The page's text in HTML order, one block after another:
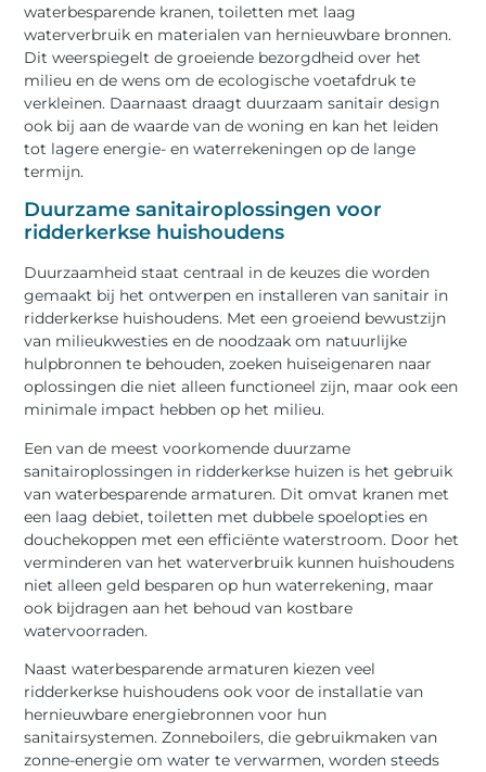
waterbesparende kranen, toiletten met laag
waterverbruik en materialen van hernieuwbare bronnen.
Dit weerspiegelt de groeiende bezorgdheid over het
milieu en de wens om de ecologische voetafdruk te
verkleinen. Daarnaast draagt duurzaam sanitair design
ook bij aan de waarde van de woning en kan het leiden
tot lagere energie- en waterrekeningen op de lange
termijn.
Duurzame sanitairoplossingen voor
ridderkerkse huishoudens
Duurzaamheid staat centraal in de keuzes die worden
gemaakt bij het ontwerpen en installeren van sanitair in
ridderkerkse huishoudens. Met een groeiend bewustzijn
van milieukwesties en de noodzaak om natuurlijke
hulpbronnen te behouden, zoeken huiseigenaren naar
oplossingen die niet alleen functioneel zijn, maar ook een
minimale impact hebben op het milieu.
Een van de meest voorkomende duurzame
sanitairoplossingen in ridderkerkse huizen is het gebruik
van waterbesparende armaturen. Dit omvat kranen met
een laag debiet, toiletten met dubbele spoelopties en
douchekoppen met een efficiënte waterstroom. Door het
verminderen van het waterverbruik kunnen huishoudens
niet alleen geld besparen op hun waterrekening, maar
ook bijdragen aan het behoud van kostbare
watervoorraden.
Naast waterbesparende armaturen kiezen veel
ridderkerkse huishoudens ook voor de installatie van
hernieuwbare energiebronnen voor hun
sanitairsystemen. Zonneboilers, die gebruikmaken van
zonne-energie om water te verwarmen, worden steeds